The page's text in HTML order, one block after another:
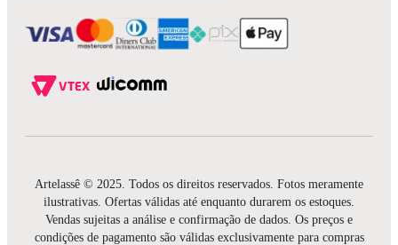
Artelassê © 2025. Todos os direitos reservados. Fotos meramente
ilustrativas. Ofertas válidas até enquanto durarem os estoques.
Vendas sujeitas a análise e confirmação de dados. Os preços e
condições de pagamento são válidas exclusivamente para compras